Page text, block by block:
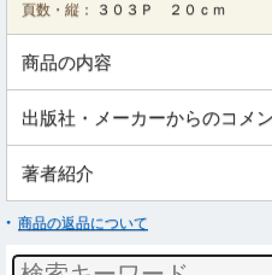
頁数・縦：
３０３Ｐ ２０ｃｍ
商品の内容
出版社・メーカーからのコメ
著者紹介
商品の返品について